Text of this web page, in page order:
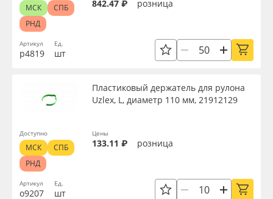
Артикул
р4819
Ед.
шт
842.47 ₽ розница
МСК
СПБ
РНД
Артикул
о9207
Пластиковый держатель для рулона
Uzlex, L, диаметр 110 мм, 21912129
Ед.
шт
Цены
133.11 ₽ розница
Доступно
МСК
СПБ
РНД